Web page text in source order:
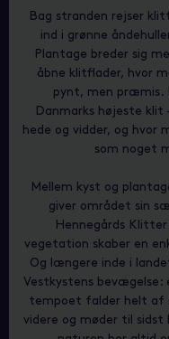
Bag stranden rejser
ind i grønne
Plantage breder sig
åbne klitflader, hvor
pynt, men præmis.
Danmarks højeste klit
hede og vidder, og hvor
som noget
Mellem kyst og
giver området sin
Hennegårds Klitter
vegetation skaber en
Og længere inde i
Vestkystens bevægelse:
tempoet falder helt af
videre og møder til sidst